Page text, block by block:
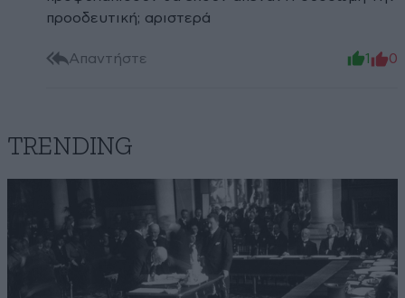
προοδευτική; αριστερά
Απαντήστε 1 0
TRENDING